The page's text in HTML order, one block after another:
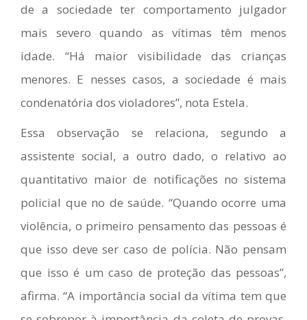
de a sociedade ter comportamento julgador
mais severo quando as vítimas têm menos
idade. “Há maior visibilidade das crianças
menores. E nesses casos, a sociedade é mais
condenatória dos violadores”, nota Estela.
Essa observação se relaciona, segundo a
assistente social, a outro dado, o relativo ao
quantitativo maior de notificações no sistema
policial que no de saúde. “Quando ocorre uma
violência, o primeiro pensamento das pessoas é
que isso deve ser caso de polícia. Não pensam
que isso é um caso de proteção das pessoas”,
afirma. “A importância social da vítima tem que